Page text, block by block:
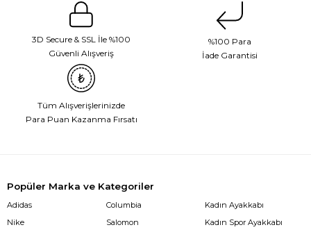
3D Secure & SSL İle %100
Güvenli Alışveriş
%100 Para
İade Garantisi
Tüm Alışverişlerinizde
Para Puan Kazanma Fırsatı
Popüler Marka ve Kategoriler
Adidas
Nike
Columbia
Salomon
Kadın Ayakkabı
Kadın Spor Ayakkabı